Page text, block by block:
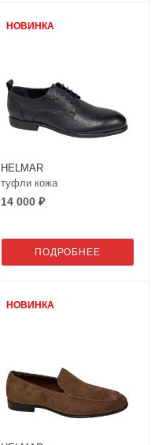
НОВИНКА
HELMAR
туфли кожа
14 000 ₽
ПОДРОБНЕЕ
НОВИНКА